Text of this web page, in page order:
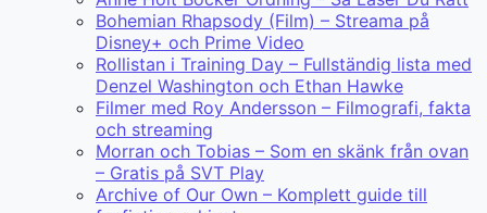
Bohemian Rhapsody (Film) – Streama på
Disney+ och Prime Video
Rollistan i Training Day – Fullständig lista med
Denzel Washington och Ethan Hawke
Filmer med Roy Andersson – Filmografi, fakta
och streaming
Morran och Tobias – Som en skänk från ovan
– Gratis på SVT Play
Archive of Our Own – Komplett guide till